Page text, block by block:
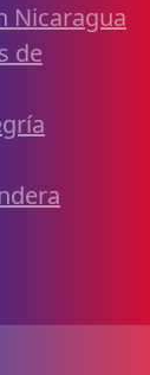
Nicaragua
de